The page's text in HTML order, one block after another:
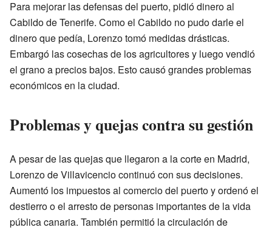
Para mejorar las defensas del puerto, pidió dinero al
Cabildo de Tenerife. Como el Cabildo no pudo darle el
dinero que pedía, Lorenzo tomó medidas drásticas.
Embargó las cosechas de los agricultores y luego vendió
el grano a precios bajos. Esto causó grandes problemas
económicos en la ciudad.
Problemas y quejas contra su gestión
A pesar de las quejas que llegaron a la corte en Madrid,
Lorenzo de Villavicencio continuó con sus decisiones.
Aumentó los impuestos al comercio del puerto y ordenó el
destierro o el arresto de personas importantes de la vida
pública canaria. También permitió la circulación de